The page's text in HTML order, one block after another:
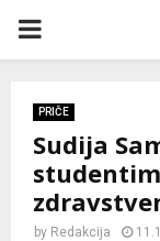
P
M
PRIČE
Sudija
by Redakcija